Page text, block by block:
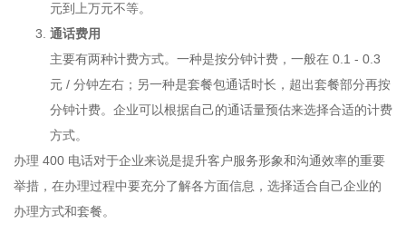
元到上万元不等。
通话费用
主要有两种计费方式。一种是按分钟计费，一般在 0.1 - 0.3
元 / 分钟左右；另一种是套餐包通话时长，超出套餐部分再按
分钟计费。企业可以根据自己的通话量预估来选择合适的计费
方式。
办理 400 电话对于企业来说是提升客户服务形象和沟通效率的重要
举措，在办理过程中要充分了解各方面信息，选择适合自己企业的
办理方式和套餐。